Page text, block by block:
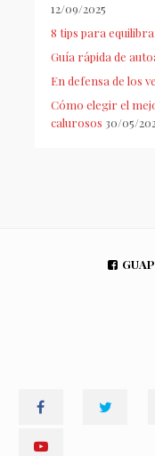
12/09/2025
8 tips para
Guía rápida de
En defensa de los
Cómo elegir el
calurosos 30/05/